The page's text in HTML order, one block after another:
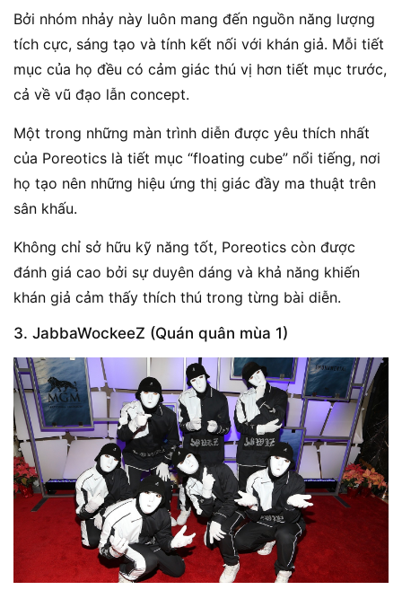
Bởi nhóm nhảy này luôn mang đến nguồn năng lượng
tích cực, sáng tạo và tính kết nối với khán giả. Mỗi tiết
mục của họ đều có cảm giác thú vị hơn tiết mục trước,
cả về vũ đạo lẫn concept.
Một trong những màn trình diễn được yêu thích nhất
của Poreotics là tiết mục “floating cube” nổi tiếng, nơi
họ tạo nên những hiệu ứng thị giác đầy ma thuật trên
sân khấu.
Không chỉ sở hữu kỹ năng tốt, Poreotics còn được
đánh giá cao bởi sự duyên dáng và khả năng khiến
khán giả cảm thấy thích thú trong từng bài diễn.
3. JabbaWockeeZ (Quán quân mùa 1)